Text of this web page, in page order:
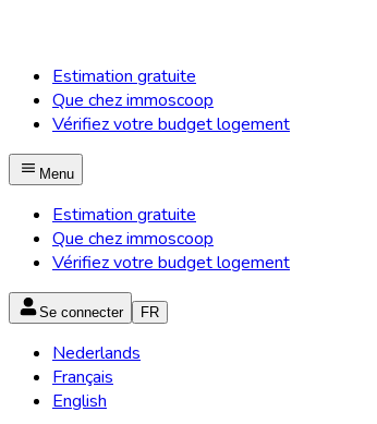
Estimation gratuite
Que chez immoscoop
Vérifiez votre budget logement
Menu
Estimation gratuite
Que chez immoscoop
Vérifiez votre budget logement
Se connecter FR
Nederlands
Français
English